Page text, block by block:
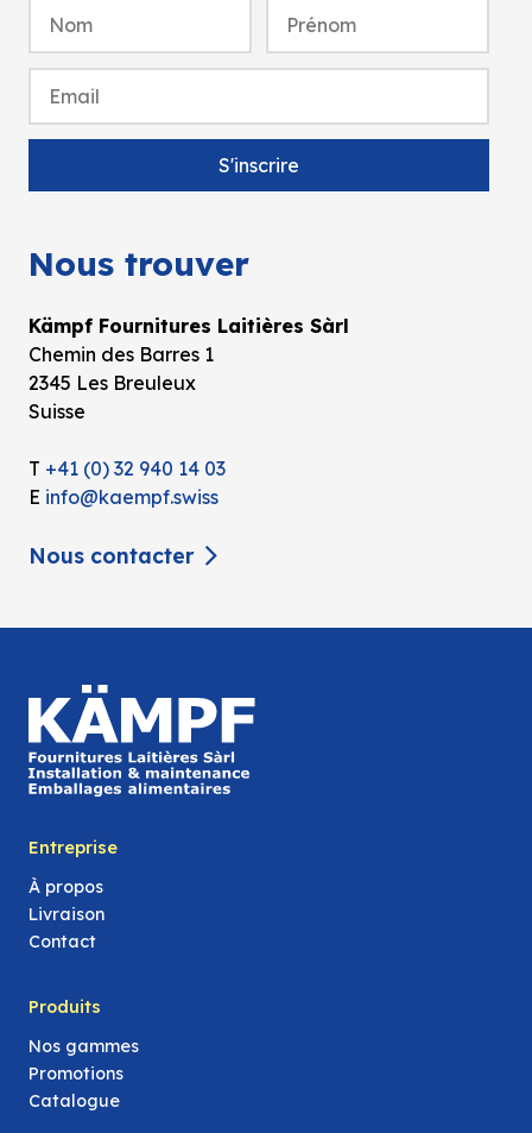
Nous trouver
Kämpf Fournitures Laitières Sàrl
Chemin des Barres 1
2345 Les Breuleux
Suisse
T +41 (0) 32 940 14 03
E info@kaempf.swiss
Nous contacter
Entreprise
À propos
Livraison
Contact
Produits
Nos gammes
Promotions
Catalogue